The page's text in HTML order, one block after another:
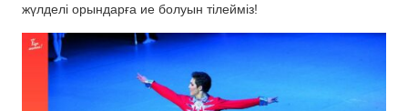
жүлделі орындарға ие болуын тілейміз!